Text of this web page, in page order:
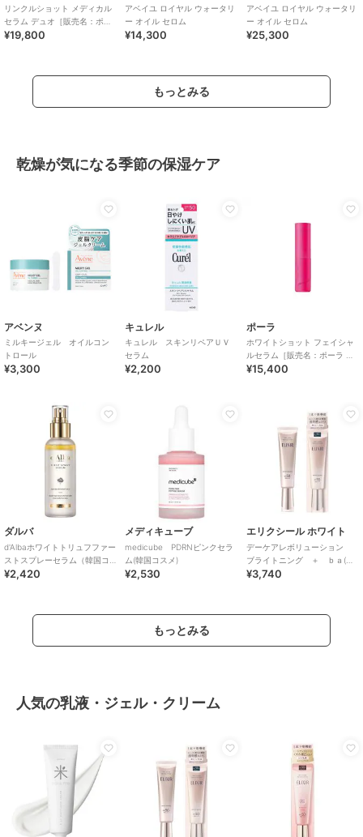
リンクルショット メディカル
セラム デュオ［販売名：ポー
ラ リンクルシ
¥19,800
アベイユ ロイヤル ウォータリ
ー オイル セロム
¥14,300
アベイユ ロイヤル ウォータリ
ー オイル セロム
¥25,300
もっとみる
乾燥が気になる季節の保湿ケア
アベンヌ
ミルキージェル オイルコン
トロール
¥3,300
キュレル
キュレル スキンリペアＵＶ
セラム
¥2,200
ポーラ
ホワイトショット フェイシャ
ルセラム［販売名：ポーラ WS
フェイシャルセ
¥15,400
ダルバ
d'Albaホワイトトリュフファー
ストスプレーセラム（韓国コ
スメ）
¥2,420
メディキューブ
medicube PDRNピンクセラ
ム(韓国コスメ)
¥2,530
エリクシール ホワイト
デーケアレボリューション
ブライトニング ＋ ｂａ(医
薬部外品)
¥3,740
もっとみる
人気の乳液・ジェル・クリーム